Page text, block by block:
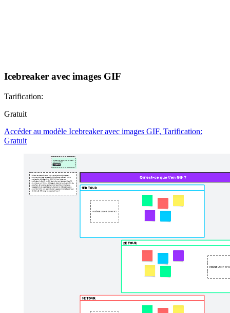
Icebreaker avec images GIF
Tarification:
Gratuit
Accéder au modèle Icebreaker avec images GIF, Tarification:
Gratuit